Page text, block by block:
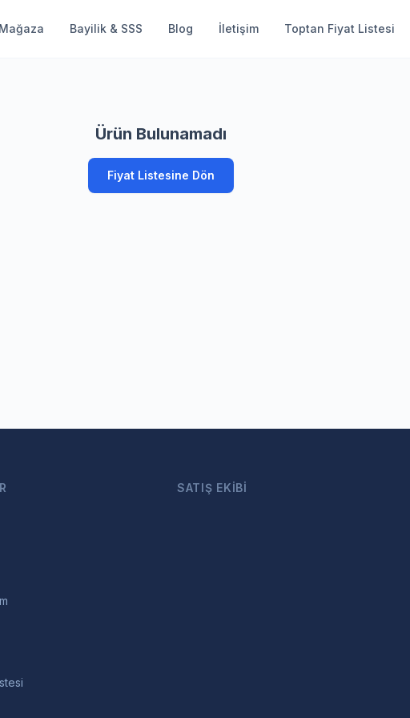
Mağaza Bayilik & SSS Blog İletişim Toptan Fiyat Listesi
Ürün Bulunamadı
Fiyat Listesine Dön
SATIŞ EKIBI